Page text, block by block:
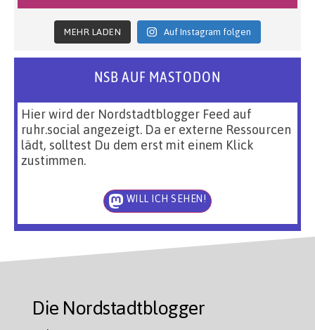
MEHR LADEN Auf Instagram folgen
NSB AUF MASTODON
Hier wird der Nordstadtblogger Feed auf
ruhr.social angezeigt. Da er externe Ressourcen
lädt, solltest Du dem erst mit einem Klick
zustimmen.
WILL ICH SEHEN!
Die Nordstadtblogger